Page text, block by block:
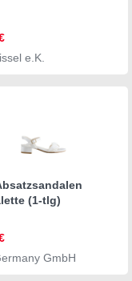
e.K.
(1-tlg)
GmbH